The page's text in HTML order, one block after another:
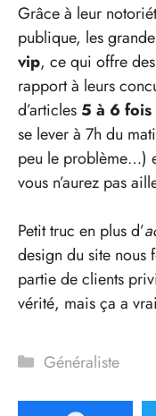
Grâce à leur
publique, les
vip, ce qui offre
rapport à leurs
d’articles 5 à 6
se lever à 7h du
peu le problème…)
vous n’aurez pas
Petit truc en plus d’
design du site nous
partie de clients
vérité, mais ça a
Catégories
Généraliste